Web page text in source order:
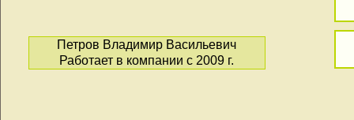
Петров Владимир Васильевич
Работает в компании с 2009 г.